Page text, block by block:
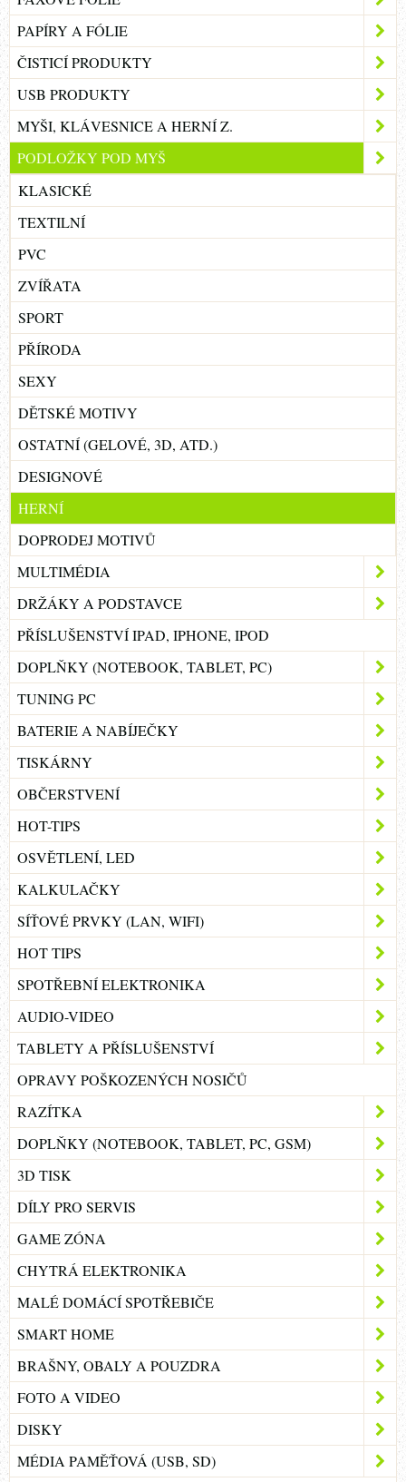
PAPÍRY A FÓLIE
ČISTICÍ PRODUKTY
USB PRODUKTY
MYŠI, KLÁVESNICE A HERNÍ Z.
PODLOŽKY POD MYŠ
KLASICKÉ
TEXTILNÍ
PVC
ZVÍŘATA
SPORT
PŘÍRODA
SEXY
DĚTSKÉ MOTIVY
OSTATNÍ (GELOVÉ, 3D, ATD.)
DESIGNOVÉ
HERNÍ
DOPRODEJ MOTIVŮ
MULTIMÉDIA
DRŽÁKY A PODSTAVCE
PŘÍSLUŠENSTVÍ IPAD, IPHONE, IPOD
DOPLŇKY (NOTEBOOK, TABLET, PC)
TUNING PC
BATERIE A NABÍJEČKY
TISKÁRNY
OBČERSTVENÍ
HOT-TIPS
OSVĚTLENÍ, LED
KALKULAČKY
SÍŤOVÉ PRVKY (LAN, WIFI)
HOT TIPS
SPOTŘEBNÍ ELEKTRONIKA
AUDIO-VIDEO
TABLETY A PŘÍSLUŠENSTVÍ
OPRAVY POŠKOZENÝCH NOSIČŮ
RAZÍTKA
DOPLŇKY (NOTEBOOK, TABLET, PC, GSM)
3D TISK
DÍLY PRO SERVIS
GAME ZÓNA
CHYTRÁ ELEKTRONIKA
MALÉ DOMÁCÍ SPOTŘEBIČE
SMART HOME
BRAŠNY, OBALY A POUZDRA
FOTO A VIDEO
DISKY
MÉDIA PAMĚŤOVÁ (USB, SD)